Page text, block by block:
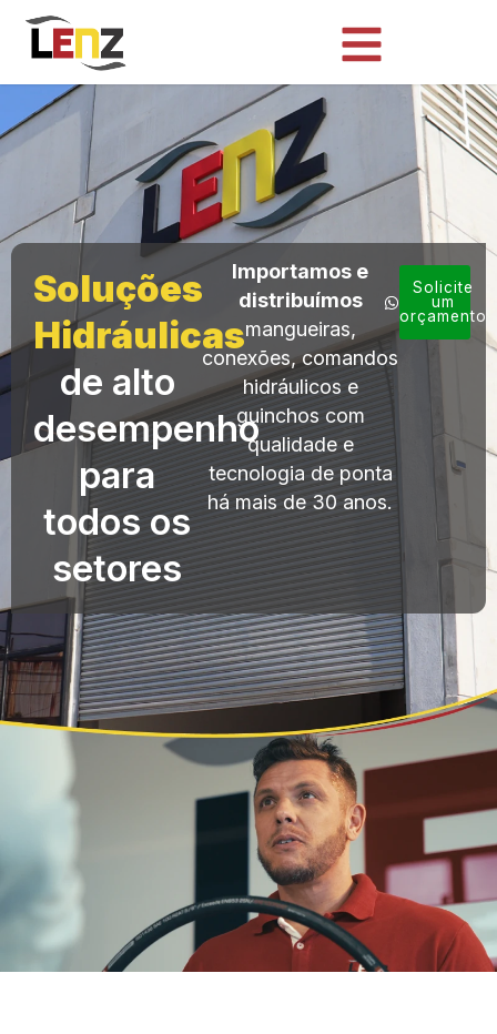
Soluções
Hidráulicas
de alto
desempenho
para
todos os
setores
Importamos e
distribuímos
mangueiras,
conexões, comandos
hidráulicos e
guinchos com
qualidade e
tecnologia de ponta
há mais de 30 anos.
Solicite
um
orçamento